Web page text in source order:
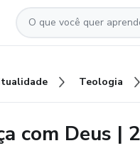
Teologia
com Deus |